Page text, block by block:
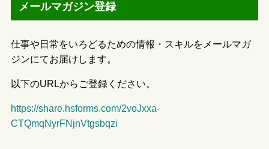
メールマガジン登録
仕事や日常をいろどるための情報・スキルをメールマガ
ジンにてお届けします。
以下のURLからご登録ください。
https://share.hsforms.com/2voJxxa-
CTQmqNyrFNjnVtgsbqzi